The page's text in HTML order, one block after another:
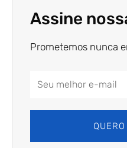
Assine
Prometemos nunca